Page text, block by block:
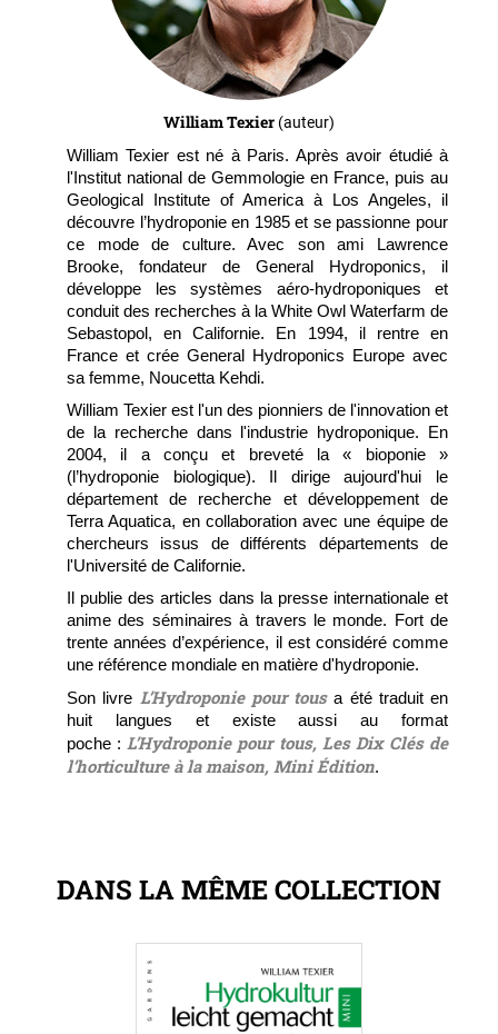
William Texier (auteur)
William Texier est né à Paris. Après avoir étudié à
l'Institut national de Gemmologie en France, puis au
Geological Institute of America à Los Angeles, il
découvre l’hydroponie en 1985 et se passionne pour
ce mode de culture. Avec son ami Lawrence
Brooke, fondateur de General Hydroponics, il
développe les systèmes aéro-hydroponiques et
conduit des recherches à la White Owl Waterfarm de
Sebastopol, en Californie. En 1994, il rentre en
France et crée General Hydroponics Europe avec
sa femme, Noucetta Kehdi.
William Texier est l'un des pionniers de l'innovation et
de la recherche dans l'industrie hydroponique. En
2004, il a conçu et breveté la « bioponie »
(l’hydroponie biologique). Il dirige aujourd'hui le
département de recherche et développement de
Terra Aquatica, en collaboration avec une équipe de
chercheurs issus de différents départements de
l'Université de Californie.
Il publie des articles dans la presse internationale et
anime des séminaires à travers le monde. Fort de
trente années d’expérience, il est considéré comme
une référence mondiale en matière d'hydroponie.
Son livre L’Hydroponie pour tousa été traduit en
huit langues et existe aussi au format
poche : L’Hydroponie pour tous, Les Dix Clés de
l’horticulture à la maison, Mini Édition.
DANS LA MÊME COLLECTION